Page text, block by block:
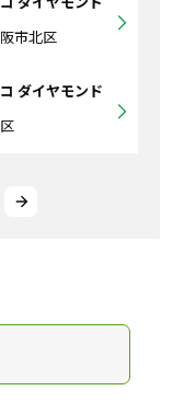
市北区
ダイヤモンド